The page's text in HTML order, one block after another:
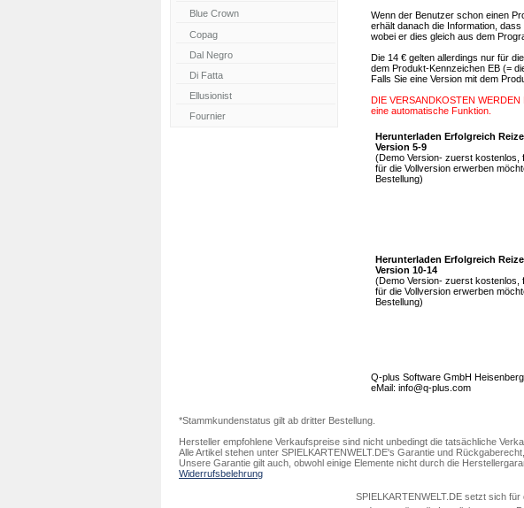
Wenn der Benutzer schon einen
erhält danach die Information,
wobei er dies gleich aus dem
Die 14 € gelten allerdings nur für
dem Produkt-Kennzeichen EB (=
Falls Sie eine Version mit dem
DIE VERSANDKOSTEN
eine automatische Funktion.
Herunterladen Erfolgreich
Version 5-9
(Demo Version- zuerst kostenlos,
für die Vollversion erwerben
Bestellung)
Herunterladen Erfolgreich
Version 10-14
(Demo Version- zuerst kostenlos,
für die Vollversion erwerben
Bestellung)
Q-plus Software GmbH
eMail: info@q-plus.com
*Stammkundenstatus gilt ab dritter Bestellung.
Hersteller empfohlene Verkaufspreise sind nicht unbedingt die tatsächliche
Alle Artikel stehen unter SPIELKARTENWELT.DE's Garantie und
Unsere Garantie gilt auch, obwohl einige Elemente nicht durch die
Widerrufsbelehrung
SPIELKARTENWELT.DE setzt sich